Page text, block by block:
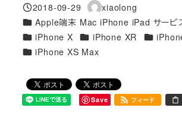
投稿日
2018-09-29
著
者
xiaolong
カテゴリー
Apple端末 Mac iPhone iPad サービ
カテゴリー
iPhone X カテゴリー
iPhone XR カテゴリ
カテゴリー
iPhone XS Max
Save フィード